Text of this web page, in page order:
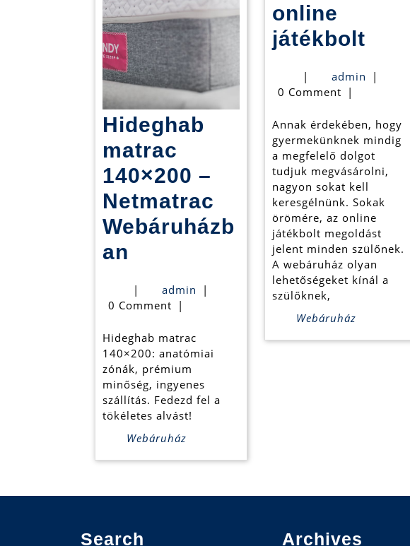
Hideghab
matrac
140×200 –
Netmatrac
Webáruházb
an
140×200
–
Netmatrac
Webáruházban
| admin admin
|
0 Comment |
Hideghab matrac
140×200: anatómiai
zónák, prémium
minőség, ingyenes
szállítás. Fedezd fel a
tökéletes alvást!
Webáruház
online
játékbolt
az
| admin admin
|
0 Comment |
Annak érdekében, hogy
gyermekünknek mindig
a megfelelő dolgot
tudjuk megvásárolni,
nagyon sokat kell
keresgélnünk. Sokak
örömére, az online
játékbolt megoldást
jelent minden szülőnek.
A webáruház olyan
lehetőségeket kínál a
szülőknek,
Webáruház
Search Archives